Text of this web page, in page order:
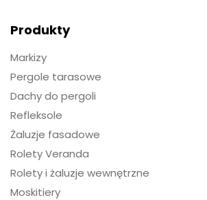
Produkty
Markizy
Pergole tarasowe
Dachy do pergoli
Refleksole
Żaluzje fasadowe
Rolety Veranda
Rolety i żaluzje wewnętrzne
Moskitiery